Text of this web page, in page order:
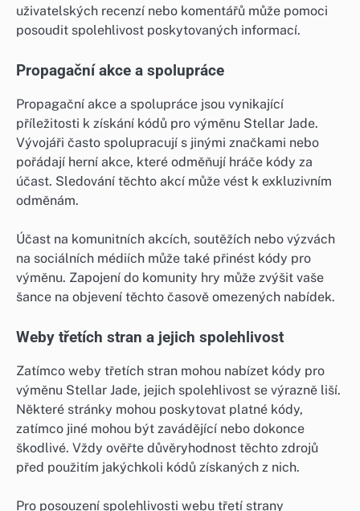
uživatelských recenzí nebo komentářů může pomoci
posoudit spolehlivost poskytovaných informací.
Propagační akce a spolupráce
Propagační akce a spolupráce jsou vynikající
příležitosti k získání kódů pro výměnu Stellar Jade.
Vývojáři často spolupracují s jinými značkami nebo
pořádají herní akce, které odměňují hráče kódy za
účast. Sledování těchto akcí může vést k exkluzivním
odměnám.
Účast na komunitních akcích, soutěžích nebo výzvách
na sociálních médiích může také přinést kódy pro
výměnu. Zapojení do komunity hry může zvýšit vaše
šance na objevení těchto časově omezených nabídek.
Weby třetích stran a jejich spolehlivost
Zatímco weby třetích stran mohou nabízet kódy pro
výměnu Stellar Jade, jejich spolehlivost se výrazně liší.
Některé stránky mohou poskytovat platné kódy,
zatímco jiné mohou být zavádějící nebo dokonce
škodlivé. Vždy ověřte důvěryhodnost těchto zdrojů
před použitím jakýchkoli kódů získaných z nich.
Pro posouzení spolehlivosti webu třetí strany